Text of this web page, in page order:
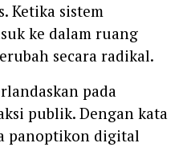
Ketika sistem
ke dalam ruang
secara radikal.
pada
publik. Dengan kata
panoptikon digital